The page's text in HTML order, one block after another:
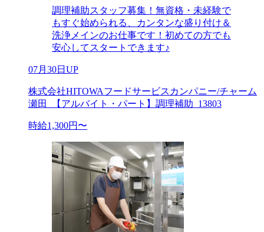
調理補助スタッフ募集！無資格・未経験で
もすぐ始められる、カンタンな盛り付け＆
洗浄メインのお仕事です！初めての方でも
安心してスタートできます♪
07月30日UP
株式会社HITOWAフードサービスカンパニー/チャーム
瀬田_【アルバイト・パート】調理補助_13803
時給1,300円〜